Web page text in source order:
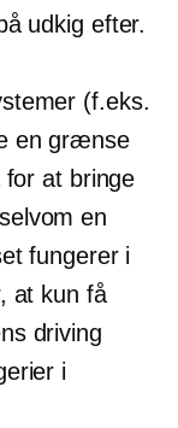
udkig efter.
(f.eks.
en grænse
at bringe
en
fungerer i
at kun få
driving
i